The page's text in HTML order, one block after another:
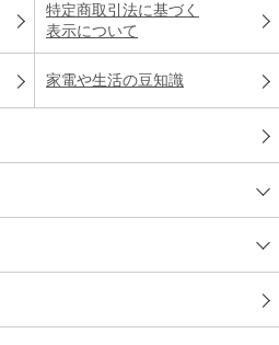
特定商取引法に基づく
表示について
家電や生活の豆知識